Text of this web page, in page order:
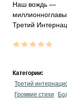
Наш вождь —
Третий
Категории:
Третий
Громкие стихи